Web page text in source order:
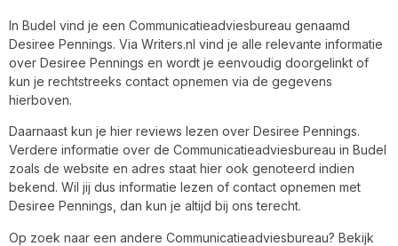
In Budel vind je een Communicatieadviesbureau genaamd
Desiree Pennings. Via Writers.nl vind je alle relevante informatie
over Desiree Pennings en wordt je eenvoudig doorgelinkt of
kun je rechtstreeks contact opnemen via de gegevens
hierboven.
Daarnaast kun je hier reviews lezen over Desiree Pennings.
Verdere informatie over de Communicatieadviesbureau in Budel
zoals de website en adres staat hier ook genoteerd indien
bekend. Wil jij dus informatie lezen of contact opnemen met
Desiree Pennings, dan kun je altijd bij ons terecht.
Op zoek naar een andere Communicatieadviesbureau? Bekijk